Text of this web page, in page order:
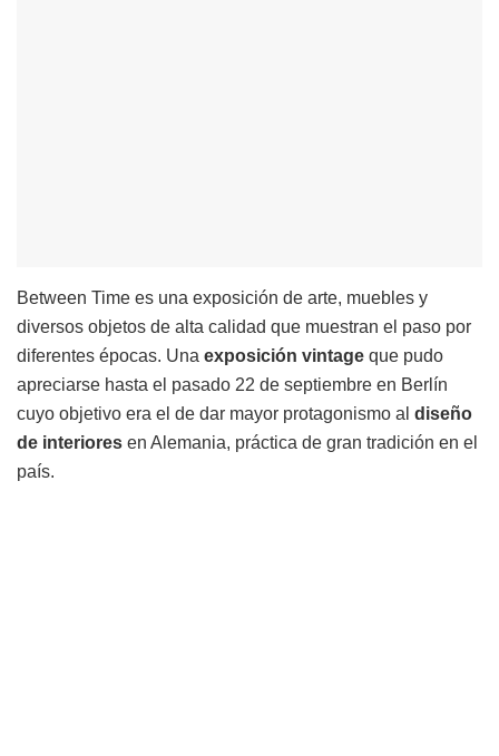
Between Time es una exposición de arte, muebles y
diversos objetos de alta calidad que muestran el paso por
diferentes épocas. Una exposición vintage que pudo
apreciarse hasta el pasado 22 de septiembre en Berlín
cuyo objetivo era el de dar mayor protagonismo al diseño
de interiores en Alemania, práctica de gran tradición en el
país.